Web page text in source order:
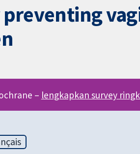
– lengkapkan survey